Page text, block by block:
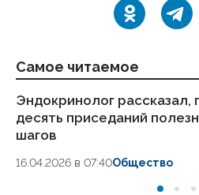
Самое читаемое
Эндокринолог рассказал,
десять приседаний
шагов
16.04.2026 в 07:40Общество